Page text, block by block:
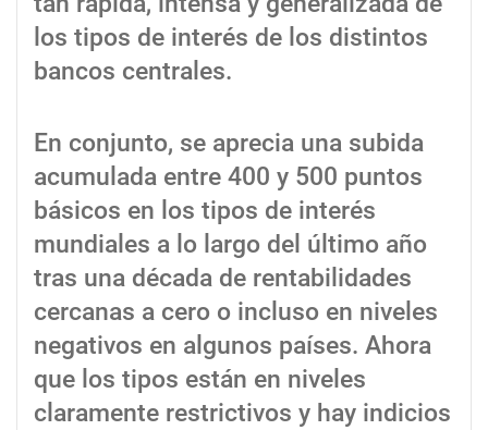
los tipos de interés de los distintos
bancos centrales.
En conjunto, se aprecia una subida
acumulada entre 400 y 500 puntos
básicos en los tipos de interés
mundiales a lo largo del último año
tras una década de rentabilidades
cercanas a cero o incluso en niveles
negativos en algunos países. Ahora
que los tipos están en niveles
claramente restrictivos y hay indicios